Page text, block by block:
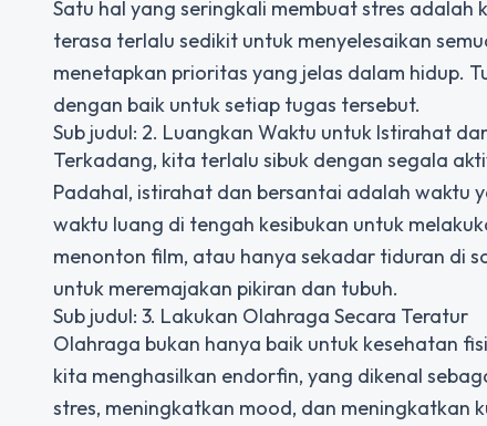
Satu hal yang seringkali membuat stres
terasa terlalu sedikit untuk menyelesaikan
menetapkan prioritas yang jelas dalam hidup.
dengan baik untuk setiap tugas tersebut.
Sub judul: 2. Luangkan Waktu untuk Istirahat
Terkadang, kita terlalu sibuk dengan segala
Padahal, istirahat dan bersantai adalah waktu
waktu luang di tengah kesibukan untuk
menonton film, atau hanya sekadar tiduran di
untuk meremajakan pikiran dan tubuh.
Sub judul: 3. Lakukan Olahraga Secara Teratur
Olahraga bukan hanya baik untuk kesehatan
kita menghasilkan endorfin, yang dikenal
stres, meningkatkan mood, dan meningkatkan